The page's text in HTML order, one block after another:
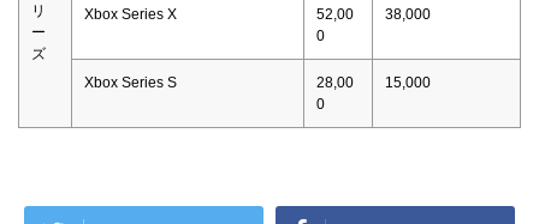
リ
ー
ズ
Xbox Series X
52,00
0
38,000
Xbox Series S
28,00
0
15,000